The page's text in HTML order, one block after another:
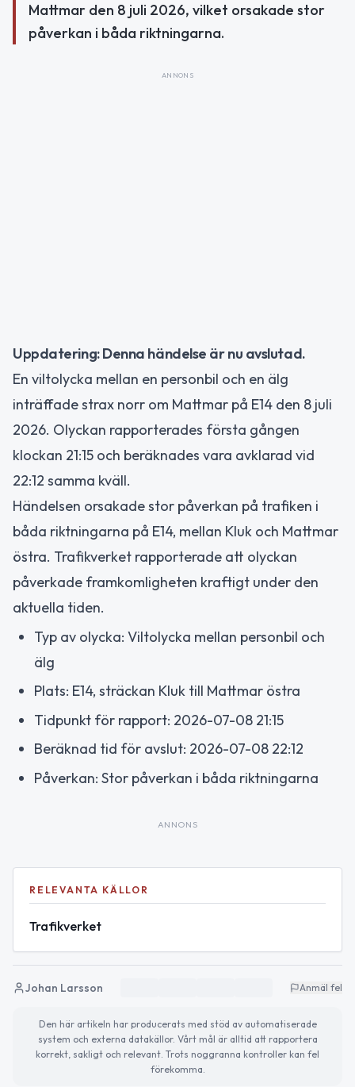
Mattmar den 8 juli 2026, vilket orsakade stor
påverkan i båda riktningarna.
ANNONS
Uppdatering: Denna händelse är nu avslutad.
En viltolycka mellan en personbil och en älg
inträffade strax norr om Mattmar på E14 den 8 juli
2026. Olyckan rapporterades första gången
klockan 21:15 och beräknades vara avklarad vid
22:12 samma kväll.
Händelsen orsakade stor påverkan på trafiken i
båda riktningarna på E14, mellan Kluk och Mattmar
östra. Trafikverket rapporterade att olyckan
påverkade framkomligheten kraftigt under den
aktuella tiden.
Typ av olycka: Viltolycka mellan personbil och
älg
Plats: E14, sträckan Kluk till Mattmar östra
Tidpunkt för rapport: 2026-07-08 21:15
Beräknad tid för avslut: 2026-07-08 22:12
Påverkan: Stor påverkan i båda riktningarna
ANNONS
RELEVANTA KÄLLOR
Trafikverket
Johan Larsson Anmäl fel
Den här artikeln har producerats med stöd av automatiserade
system och externa datakällor. Vårt mål är alltid att rapportera
korrekt, sakligt och relevant. Trots noggranna kontroller kan fel
förekomma.